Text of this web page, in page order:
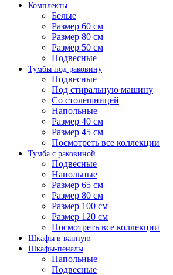
Комплекты
Белые
Размер 60 см
Размер 80 см
Размер 50 см
Подвесные
Тумбы под раковину
Подвесные
Под стиральную машину
Со столешницей
Напольные
Размер 40 см
Размер 45 см
Посмотреть все коллекции
Тумба с раковиной
Подвесные
Напольные
Размер 65 см
Размер 80 см
Размер 100 см
Размер 120 см
Посмотреть все коллекции
Шкафы в ванную
Шкафы-пеналы
Напольные
Подвесные